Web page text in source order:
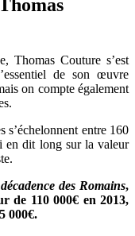
Thomas Couture s’est
de son œuvre
on compte également
s’échelonnent entre 160
en dit long sur la valeur
des Romains,
de 110 000€ en 2013,
000€.